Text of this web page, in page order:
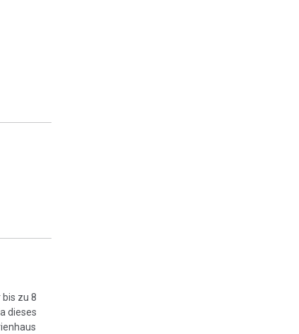
zu 8
dieses